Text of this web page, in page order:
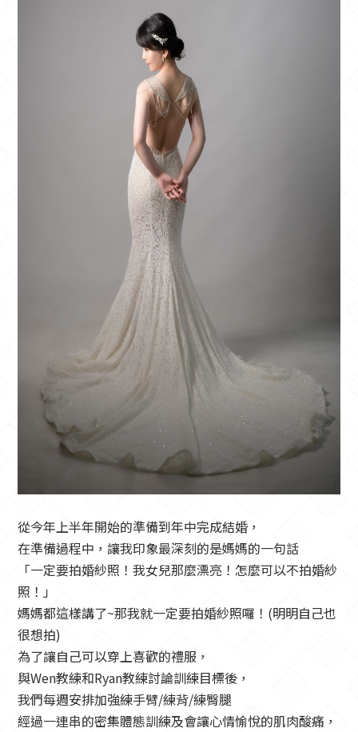
從今年上半年開始的準備到年中完成結婚，
在準備過程中，讓我印象最深刻的是媽媽的一句話
「一定要拍婚紗照！我女兒那麼漂亮！怎麼可以不拍婚紗
照！」
媽媽都這樣講了~那我就一定要拍婚紗照囉！(明明自己也
很想拍)
為了讓自己可以穿上喜歡的禮服，
與Wen教練和Ryan教練討論訓練目標後，
我們每週安排加強練手臂/練背/練臀腿
經過一連串的密集體態訓練及會讓心情愉悅的肌肉酸痛，